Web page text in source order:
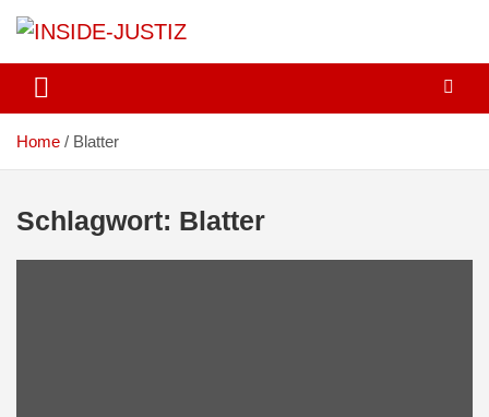
INSIDE-JUSTIZ
Home Blatter
Schlagwort: Blatter